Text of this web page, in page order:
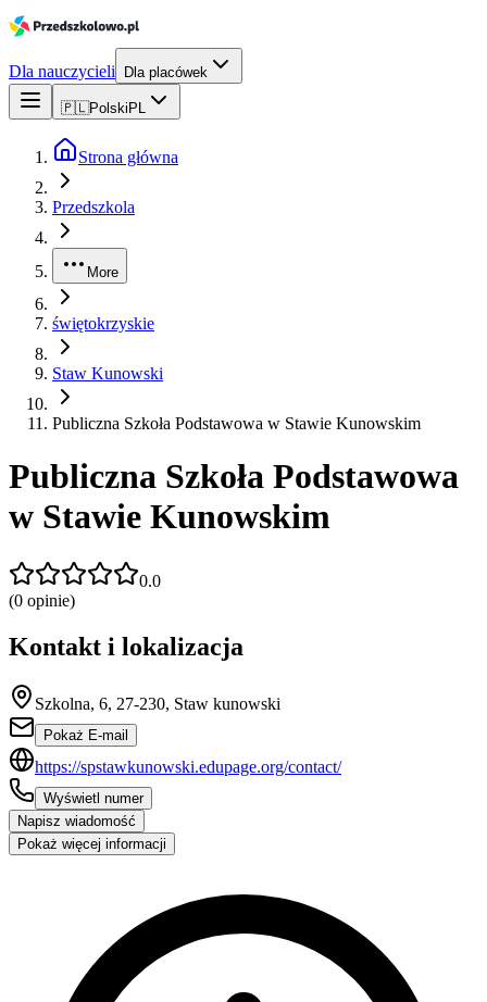
Dla nauczycieli Dla placówek
🇵🇱Polski PL
Strona główna
Przedszkola
More
świętokrzyskie
Staw Kunowski
Publiczna Szkoła Podstawowa w Stawie Kunowskim
Publiczna Szkoła Podstawowa
w Stawie Kunowskim
0.0
(0 opinie)
Kontakt i lokalizacja
Szkolna, 6, 27-230, Staw kunowski
Pokaż E-mail
https://spstawkunowski.edupage.org/contact/
Wyświetl numer
Napisz wiadomość
Pokaż więcej informacji